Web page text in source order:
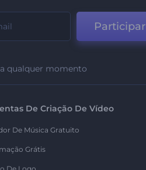
Participar
qualquer momento
De Criação De Vídeo
De Música Gratuito
Grátis